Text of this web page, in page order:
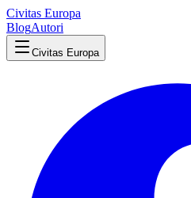
Civitas Europa
BlogAutori
Civitas Europa